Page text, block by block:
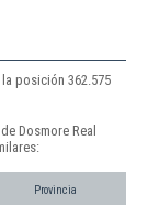
posición 362.575
Dosmore Real
Provincia